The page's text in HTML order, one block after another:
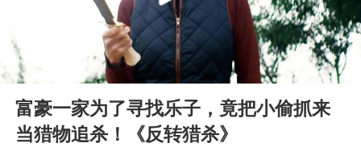
方桃子代言广告视频已下架
浙江省发出今年第2号指挥长令
央视新主播李秋莹孙亚鹏亮相
白海豚登陆前还将加强
Play
00:00 07:25
富豪一家为了寻找乐子，竟把小偷抓来
当猎物追杀！《反转猎杀》